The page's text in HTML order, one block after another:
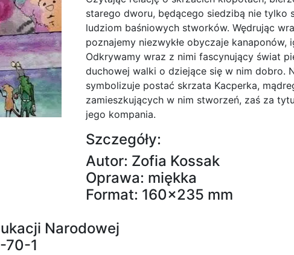
starego dworu, będącego siedzibą nie tylko
ludziom baśniowych stworków. Wędrując
poznajemy niezwykłe obyczaje
Odkrywamy wraz z nimi fascynujący świat
duchowej walki o dziejące się w nim dobro.
symbolizuje postać skrzata Kacperka,
zamieszkujących w nim stworzeń, zaś za
jego kompania.
Szczegóły:
Autor: Zofia Kossak
Oprawa: miękka
Format: 160×235 mm
Narodowej
70-1